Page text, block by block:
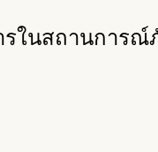
ในสถานการ